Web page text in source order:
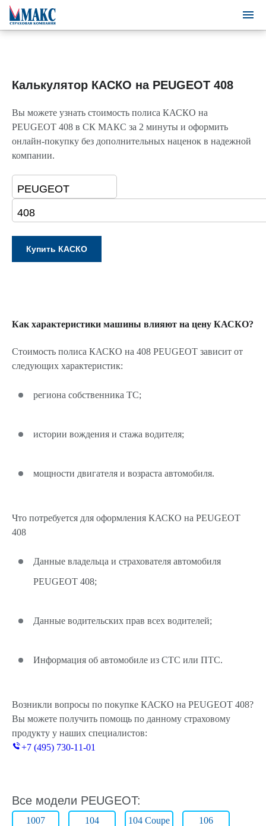
Калькулятор КАСКО на PEUGEOT 408
Вы можете узнать стоимость полиса КАСКО на
PEUGEOT 408 в СК МАКС за 2 минуты и оформить
онлайн-покупку без дополнительных наценок в надежной
компании.
Как характеристики машины влияют на цену КАСКО?
Стоимость полиса КАСКО на 408 PEUGEOT зависит от
следующих характеристик:
региона собственника ТС;
истории вождения и стажа водителя;
мощности двигателя и возраста автомобиля.
Что потребуется для оформления КАСКО на PEUGEOT
408
Данные владельца и страхователя автомобиля
PEUGEOT 408;
Данные водительских прав всех водителей;
Информация об автомобиле из СТС или ПТС.
Возникли вопросы по покупке КАСКО на PEUGEOT 408?
Вы можете получить помощь по данному страховому
продукту у наших специалистов:
+7 (495) 730-11-01
Все модели PEUGEOT:
1007 104 104 Coupe 106